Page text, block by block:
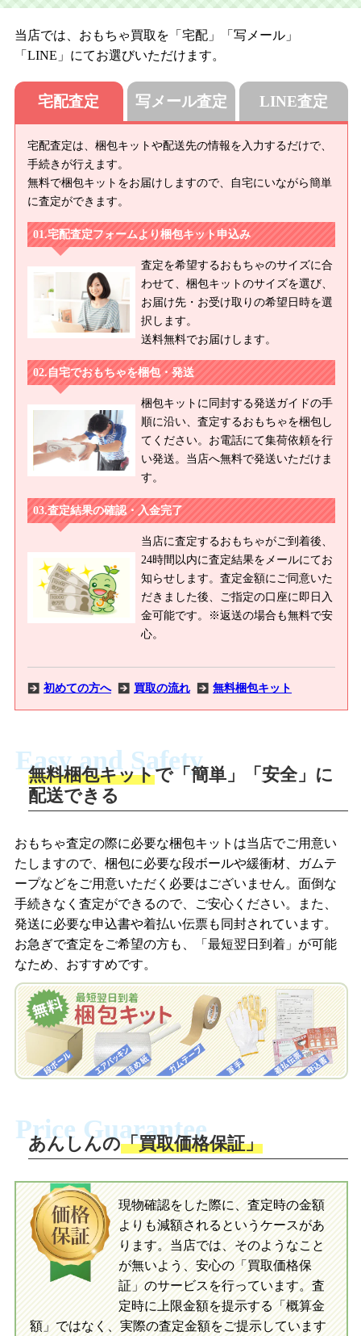
当店では、おもちゃ買取を「宅配」「写メール」
「LINE」にてお選びいただけます。
宅配査定
宅配査定は、梱包キットや配送先の情報を入力するだけで、
手続きが行えます。
無料で梱包キットをお届けしますので、自宅にいながら簡単
に査定ができます。
宅配査定フォームより梱包キット申込み
査定を希望するおもちゃのサイズに合
わせて、梱包キットのサイズを選び、
お届け先・お受け取りの希望日時を選
択します。
送料無料でお届けします。
自宅でおもちゃを梱包・発送
梱包キットに同封する発送ガイドの手
順に沿い、査定するおもちゃを梱包し
てください。お電話にて集荷依頼を行
い発送。当店へ無料で発送いただけま
す。
査定結果の確認・入金完了
当店に査定するおもちゃがご到着後、
24時間以内に査定結果をメールにてお
知らせします。査定金額にご同意いた
だきました後、ご指定の口座に即日入
金可能です。※返送の場合も無料で安
心。
初めての方へ 買取の流れ 無料梱包キット
写メール査定
商品撮影
商品を撮影して、査定フォームから画像
を送信します。
梱包キットをメールで申し込み
査定結果をメールで確認し、梱包キット
を申し込みます。梱包キットは送料無料
でお届けします。
自宅でおもちゃを発送・梱包
梱包キットに同封する発送ガイドの手順
送。当店へ無料で発送いただけます。
入金完了
当店に査定したおもちゃがご到着後、ご
指定の口座に即日入金可能です。
買取の流れ 写真の撮影方法
LINE査定
LINEの友だち追加・査定画像を送信
「ジョニージョイLINE査定」を友だちに
追加し、スマートフォンなどのカメラで
撮影したおもちゃの写真をトーク中に送
梱包キットをLINEで申し込み
査定結果をLINEで確認し、梱包キットを
申し込みます。梱包キットは送料無料で
お届けします。
自宅でおもちゃを発送・梱包
ださい。お電話にて集荷依頼を行い発
送。当店へ無料で発送いただけます。
当店に査定したおもちゃがご到着後、ご
指定の口座に即日入金可能です。
初めての方へ LINE査定の流れ 写真の撮影方法
Easy and Safety
無料梱包キットで「簡単」「安全」に
配送できる
おもちゃ査定の際に必要な梱包キットは当店でご用意い
たしますので、梱包に必要な段ボールや緩衝材、ガムテ
ープなどをご用意いただく必要はございません。面倒な
手続きなく査定ができるので、ご安心ください。また、
発送に必要な申込書や着払い伝票も同封されています。
お急ぎで査定をご希望の方も、「最短翌日到着」が可能
なため、おすすめです。
Price Guarantee
あんしんの「買取価格保証」
現物確認をした際に、査定時の金額
よりも減額されるというケースがあ
ります。当店では、そのようなこと
が無いよう、安心の「買取価格保
証」のサービスを行っています。査
定時に上限金額を提示する「概算金
額」ではなく、実際の査定金額をご提示しています